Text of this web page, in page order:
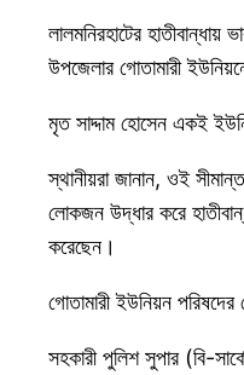
লালমনিরহাটের
উপজেলার গোতামারী
মৃত সাদ্দাম হোসেন একই
স্থানীয়রা জানান, ওই
লোকজন উদ্ধার করে
করেছেন।
গোতামারী ইউনিয়ন
সহকারী পুলিশ সুপার (বি-